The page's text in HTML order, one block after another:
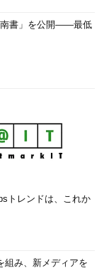
南書」を公開――最低
トレンドは、これか
組み、新メディアを